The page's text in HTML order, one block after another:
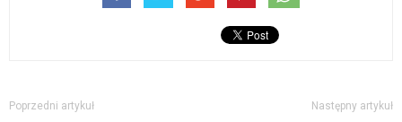
Poprzedni artykuł Następny artykuł